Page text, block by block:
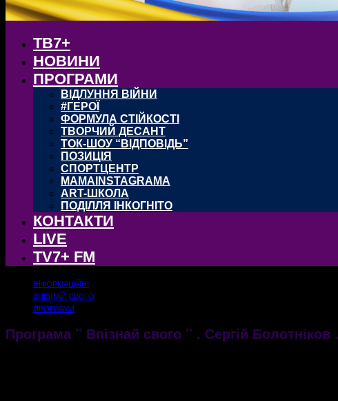
ТВ7+
НОВИНИ
ПРОГРАМИ
ВІДЛУННЯ ВІЙНИ
#ГЕРОЇ
ФОРМУЛА СТІЙКОСТІ
ТВОРЧИЙ ДЕСАНТ
ТОК-ШОУ “ВІДПОВІДЬ”
ПОЗИЦІЯ
СПОРТЦЕНТР
MAMAINSTAGRAMA
ART-ШКОЛА
ПОДІЛЛЯ ІНКОГНІТО
КОНТАКТИ
LIVE
TV7+ FM
ІНФОРМАЦІЙНІ
ВПІЗНАЙ СВОГО
ПРОГРАМИ
Програма ” Впізнай свого ” . Сергій Болотніков .